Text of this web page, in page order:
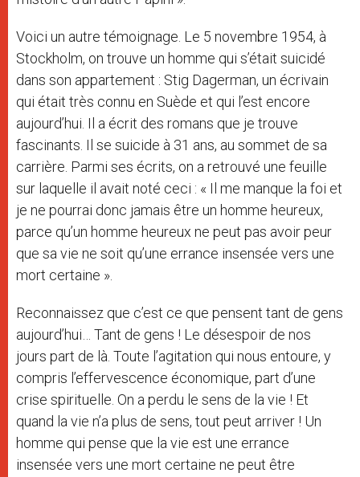
Voici un autre témoignage. Le 5 novembre 1954, à
Stockholm, on trouve un homme qui s’était suicidé
dans son appartement : Stig Dagerman, un écrivain
qui était très connu en Suède et qui l’est encore
aujourd’hui. Il a écrit des romans que je trouve
fascinants. Il se suicide à 31 ans, au sommet de sa
carrière. Parmi ses écrits, on a retrouvé une feuille
sur laquelle il avait noté ceci : « Il me manque la foi et
je ne pourrai donc jamais être un homme heureux,
parce qu’un homme heureux ne peut pas avoir peur
que sa vie ne soit qu’une errance insensée vers une
mort certaine ».
Reconnaissez que c’est ce que pensent tant de gens
aujourd’hui… Tant de gens ! Le désespoir de nos
jours part de là. Toute l’agitation qui nous entoure, y
compris l’effervescence économique, part d’une
crise spirituelle. On a perdu le sens de la vie ! Et
quand la vie n’a plus de sens, tout peut arriver ! Un
homme qui pense que la vie est une errance
insensée vers une mort certaine ne peut être